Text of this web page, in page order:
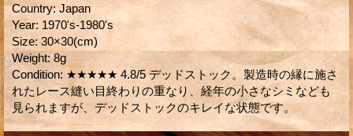
Country: Japan
Year: 1970's-1980's
Size: 30×30(cm)
Weight: 8g
Condition: ★★★★★ 4.8/5 デッドストック。製造時の縁に施さ
れたレース縫い目終わりの重なり、経年の小さなシミなども
見られますが、デッドストックのキレイな状態です。